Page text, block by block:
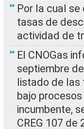
Por la cual
tasas de
actividad de
El CNOGas
septiembre
listado de las
bajo
incumbente,
CREG 107